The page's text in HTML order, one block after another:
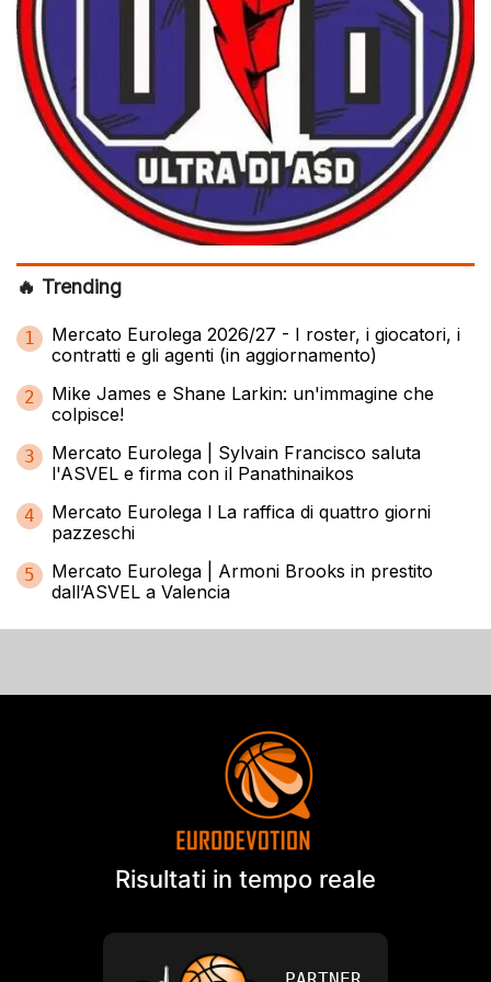
🔥 Trending
1
Mercato Eurolega 2026/27 - I roster, i giocatori, i
contratti e gli agenti (in aggiornamento)
2
Mike James e Shane Larkin: un'immagine che
colpisce!
3
Mercato Eurolega | Sylvain Francisco saluta
l'ASVEL e firma con il Panathinaikos
4
Mercato Eurolega l La raffica di quattro giorni
pazzeschi
5
Mercato Eurolega | Armoni Brooks in prestito
dall’ASVEL a Valencia
Risultati in tempo reale